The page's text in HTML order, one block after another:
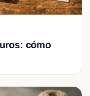
cómo